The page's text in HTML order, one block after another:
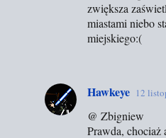
zwiększa
miastami niebo
miejskiego:(
Hawkeye 12
@ Zbigniew
Prawda, chociaż